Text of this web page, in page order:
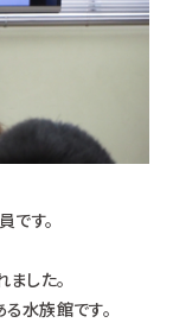
です。
した。
水族館です。